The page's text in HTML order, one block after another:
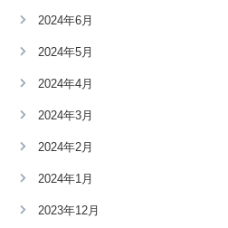
2024年6月
2024年5月
2024年4月
2024年3月
2024年2月
2024年1月
2023年12月